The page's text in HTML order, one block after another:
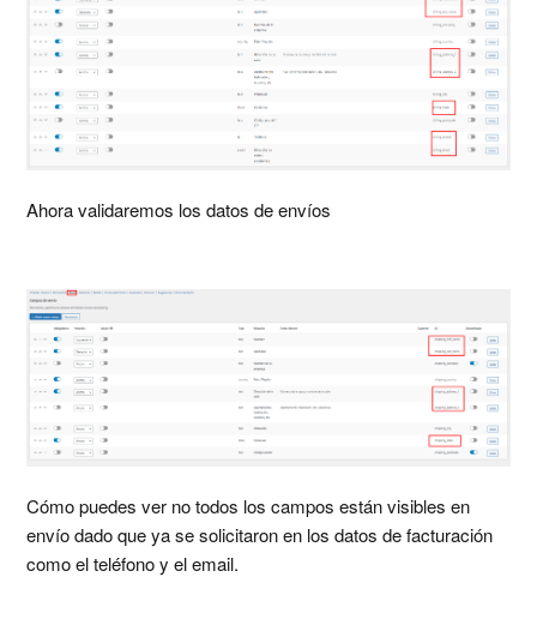
Ahora validaremos los datos de envíos
Cómo puedes ver no todos los campos están visibles en
envío dado que ya se solicitaron en los datos de facturación
como el teléfono y el email.